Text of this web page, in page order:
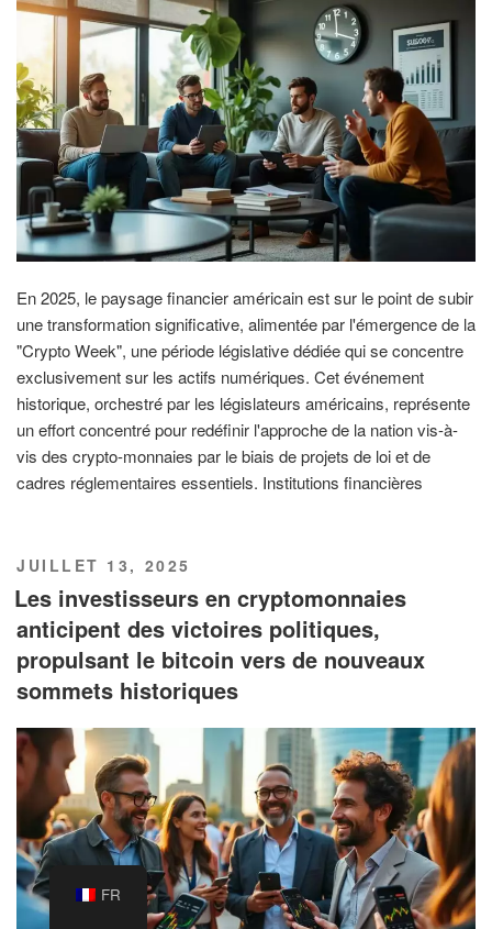
En 2025, le paysage financier américain est sur le point de subir
une transformation significative, alimentée par l'émergence de la
"Crypto Week", une période législative dédiée qui se concentre
exclusivement sur les actifs numériques. Cet événement
historique, orchestré par les législateurs américains, représente
un effort concentré pour redéfinir l'approche de la nation vis-à-
vis des crypto-monnaies par le biais de projets de loi et de
cadres réglementaires essentiels. Institutions financières
PUBLIÉ
LE
JUILLET 13, 2025
Les investisseurs en cryptomonnaies
anticipent des victoires politiques,
propulsant le bitcoin vers de nouveaux
sommets historiques
FR